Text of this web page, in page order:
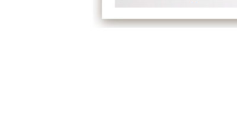
Mensaje a las Madres 2015